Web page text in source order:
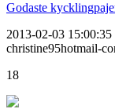
Godaste
2013-02-03 15:00:35
christine95hotmail-
18